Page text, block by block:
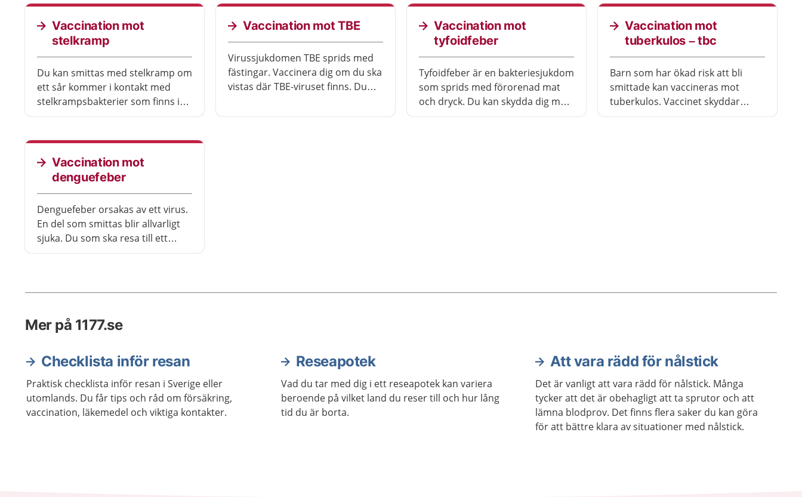
utomlands.
på många år. Det är bra om du
vaccinerar dig för att få ett skydd
mot rabies när du vistas en längre
tid i områden där det finns risk för
Vaccination mot
stelkramp
Du kan smittas med stelkramp om
ett sår kommer i kontakt med
stelkrampsbakterier som finns i
rekommenderas för alla, inte bara
om du ska resa utomlands.
Vaccination mot TBE
Virussjukdomen TBE sprids med
fästingar. Vaccinera dig om du ska
vistas där TBE-viruset finns. Du
Vaccination mot
tyfoidfeber
Tyfoidfeber är en bakteriesjukdom
som sprids med förorenad mat
och dryck. Du kan skydda dig med
Vaccination mot
tuberkulos – tbc
Barn som har ökad risk att bli
smittade kan vaccineras mot
tuberkulos. Vaccinet skyddar
Vaccination mot
denguefeber
Denguefeber orsakas av ett virus.
En del som smittas blir allvarligt
sjuka. Du som ska resa till ett
Mer på 1177.se
Checklista inför resan
Praktisk checklista inför resan i Sverige eller
utomlands. Du får tips och råd om försäkring,
vaccination, läkemedel och viktiga kontakter.
Reseapotek
Vad du tar med dig i ett reseapotek kan variera
beroende på vilket land du reser till och hur lång
tid du är borta.
Att vara rädd för nålstick
Det är vanligt att vara rädd för nålstick. Många
tycker att det är obehagligt att ta sprutor och att
lämna blodprov. Det finns flera saker du kan göra
för att bättre klara av situationer med nålstick.